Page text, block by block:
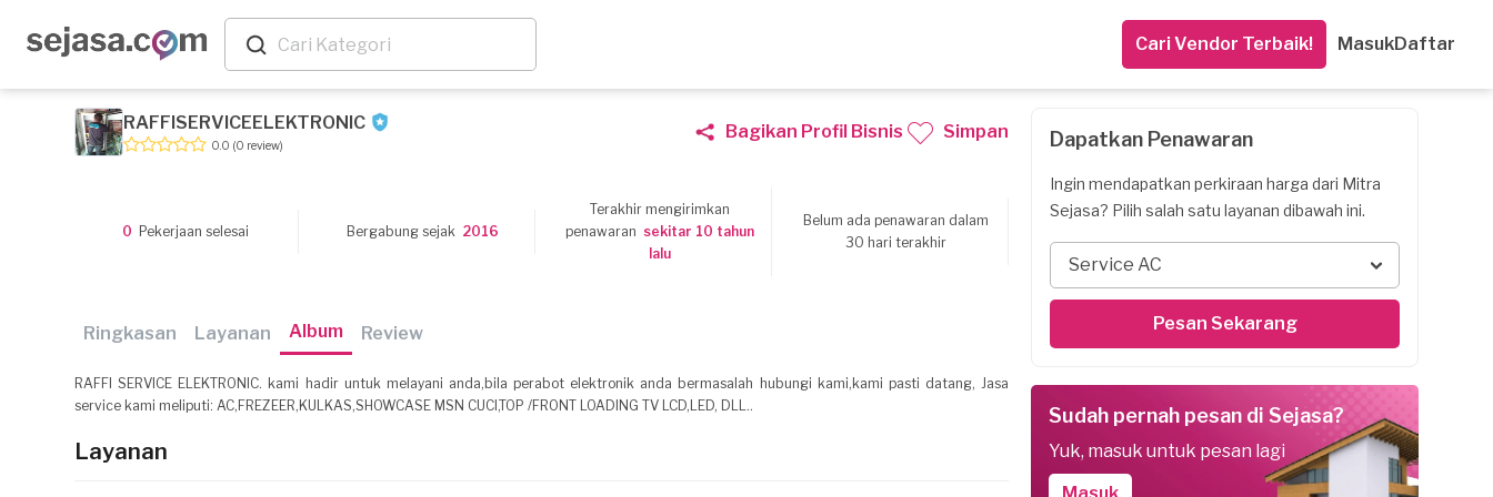
Cari Vendor Terbaik! MasukDaftar
RAFFISERVICEELEKTRONIC
0.0 (0 review)
Bagikan Profil Bisnis Simpan
0 Pekerjaan selesai Bergabung sejak 2016
Terakhir mengirimkan
penawaran sekitar 10 tahun
lalu
Belum ada penawaran dalam
30 hari terakhir
Ringkasan Layanan Album Review
RAFFI SERVICE ELEKTRONIC. kami hadir untuk melayani anda,bila perabot elektronik anda bermasalah hubungi kami,kami pasti datang, Jasa
service kami meliputi: AC,FREZEER,KULKAS,SHOWCASE MSN CUCI,TOP /FRONT LOADING TV LCD,LED, DLL..
Layanan
Dapatkan Penawaran
Ingin mendapatkan perkiraan harga dari Mitra
Sejasa? Pilih salah satu layanan dibawah ini.
Service AC
Pesan Sekarang
Sudah pernah pesan di Sejasa?
Yuk, masuk untuk pesan lagi